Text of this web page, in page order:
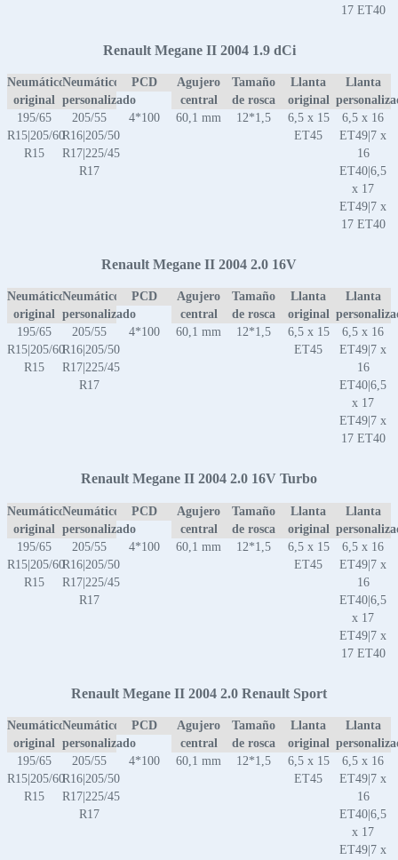
17 ET40
Renault Megane II 2004 1.9 dCi
Neumático
original
Neumático
personalizado
PCD
Agujero
central
Tamaño
de rosca
Llanta
original
Llanta
195/65
R15|205/60
R15
205/55
R16|205/50
R17|225/45
R17
4*100 60,1 mm 12*1,5
6,5 x 15
ET45
6,5 x 16
ET49|7 x
16
ET40|6,5
x 17
ET49|7 x
17 ET40
Renault Megane II 2004 2.0 16V
Neumático
original
Neumático
personalizado
PCD
Agujero
central
Tamaño
de rosca
Llanta
original
Llanta
195/65
R15|205/60
R15
205/55
R16|205/50
R17|225/45
R17
4*100 60,1 mm 12*1,5
6,5 x 15
ET45
6,5 x 16
ET49|7 x
16
ET40|6,5
x 17
ET49|7 x
17 ET40
Renault Megane II 2004 2.0 16V Turbo
Neumático
original
Neumático
personalizado
PCD
Agujero
central
Tamaño
de rosca
Llanta
original
Llanta
195/65
R15|205/60
R15
205/55
R16|205/50
R17|225/45
R17
4*100 60,1 mm 12*1,5
6,5 x 15
ET45
6,5 x 16
ET49|7 x
16
ET40|6,5
x 17
ET49|7 x
17 ET40
Renault Megane II 2004 2.0 Renault Sport
Neumático
original
Neumático
personalizado
PCD
Agujero
central
Tamaño
de rosca
Llanta
original
Llanta
195/65
R15|205/60
R15
205/55
R16|205/50
R17|225/45
R17
4*100 60,1 mm 12*1,5
6,5 x 15
ET45
6,5 x 16
ET49|7 x
16
ET40|6,5
x 17
ET49|7 x